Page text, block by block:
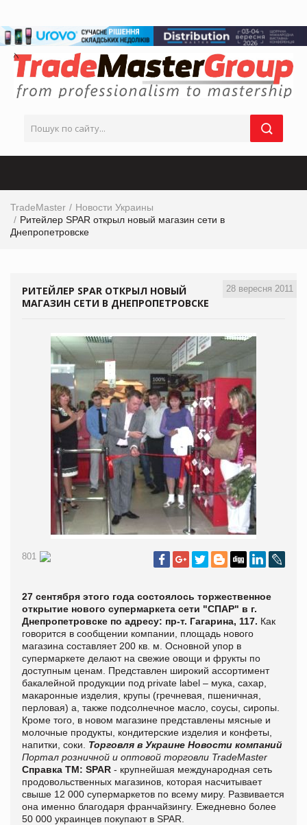
TradeMaster
Новости Украины
Ритейлер SPAR открыл новый магазин сети в
Днепропетровске
28 вересня 2011
РИТЕЙЛЕР SPAR ОТКРЫЛ НОВЫЙ
МАГАЗИН СЕТИ В ДНЕПРОПЕТРОВСКЕ
801
27 сентября этого года состоялось торжественное
открытие нового супермаркета сети "СПАР" в г.
Днепропетровске по адресу: пр-т. Гагарина, 117. Как
говорится в сообщении компании, площадь нового
магазина составляет 200 кв. м. Основной упор в
супермаркете делают на свежие овощи и фрукты по
доступным ценам. Представлен широкий ассортимент
бакалейной продукции под private label – мука, сахар,
макаронные изделия, крупы (гречневая, пшеничная,
перловая) а, также подсолнечное масло, соусы, сиропы.
Кроме того, в новом магазине представлены мясные и
молочные продукты, кондитерские изделия и конфеты,
напитки, соки. Торговля в Украине Новости компаний
Портал розничной и оптовой торговли TradeMaster
Справка ТМ: SPAR - крупнейшая международная сеть
продовольственных магазинов, которая насчитывает
свыше 12 000 супермаркетов по всему миру. Развивается
она именно благодаря франчайзингу. Ежедневно более
50 000 украинцев покупают в SPAR.